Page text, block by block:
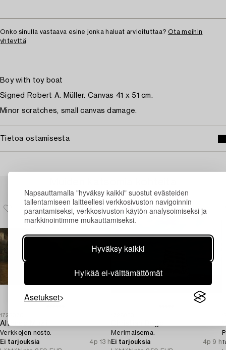
Napsauttamalla "hyväksy kaikki" suostut evästeiden
tallentamiseen laitteellesi verkkosivuston navigoinnin
parantamiseksi, verkkosivuston käytön analysoimiseksi ja
markkinointimme mukauttamiseksi.
Hyväksy kaikki
Hylkää ei-välttämättömät
Asetukset
Onko sinulla vastaava esine jonka haluat arvioituttaa? Ota meihin
yhteyttä
Boy with toy boat
Signed Robert A. Müller. Canvas 41 x 51 cm.
Minor scratches, small canvas damage.
Tietoa ostamisesta
1725070
Alfonso Muzii
Verkkojen nosto.
Ei tarjouksia
4p 13 h
Merimaisema.
Ei tarjouksia
4p 9 h